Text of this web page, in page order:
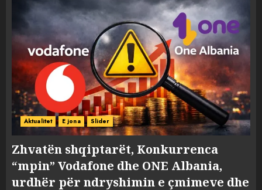
Aktualitet E jona Slider
Zhvatën shqiptarët, Konkurrenca
“mpin” Vodafone dhe ONE Albania,
urdhër për ndryshimin e çmimeve dhe